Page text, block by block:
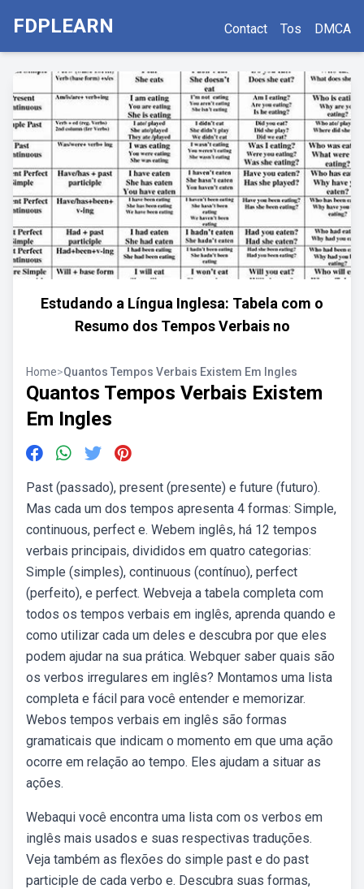
FDPLEARN Contact Tos DMCA
Estudando a Língua Inglesa: Tabela com o
Resumo dos Tempos Verbais no
Home>Quantos Tempos Verbais Existem Em Ingles
Quantos Tempos Verbais Existem
Em Ingles
Past (passado), present (presente) e future (futuro).
Mas cada um dos tempos apresenta 4 formas: Simple,
continuous, perfect e. Webem inglês, há 12 tempos
verbais principais, divididos em quatro categorias:
Simple (simples), continuous (contínuo), perfect
(perfeito), e perfect. Webveja a tabela completa com
todos os tempos verbais em inglês, aprenda quando e
como utilizar cada um deles e descubra por que eles
podem ajudar na sua prática. Webquer saber quais são
os verbos irregulares em inglês? Montamos uma lista
completa e fácil para você entender e memorizar.
Webos tempos verbais em inglês são formas
gramaticais que indicam o momento em que uma ação
ocorre em relação ao tempo. Eles ajudam a situar as
ações.
Webaqui você encontra uma lista com os verbos em
inglês mais usados e suas respectivas traduções.
Veja também as flexões do simple past e do past
participle de cada verbo e. Descubra suas formas,